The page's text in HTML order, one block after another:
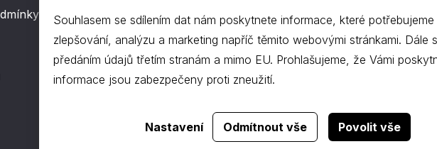
Kontakt
O nás
Realizace webudgstudio.
Souhlasem se sdílením dat nám poskytnete informace, které potřebujeme
zlepšování, analýzu a marketing napříč těmito webovými stránkami. Dále souhlasíte s
předáním údajů třetím stranám a mimo EU. Prohlašujeme, že Vámi
informace jsou zabezpečeny proti zneužití.
Nastavení Odmítnout vše Povolit vše